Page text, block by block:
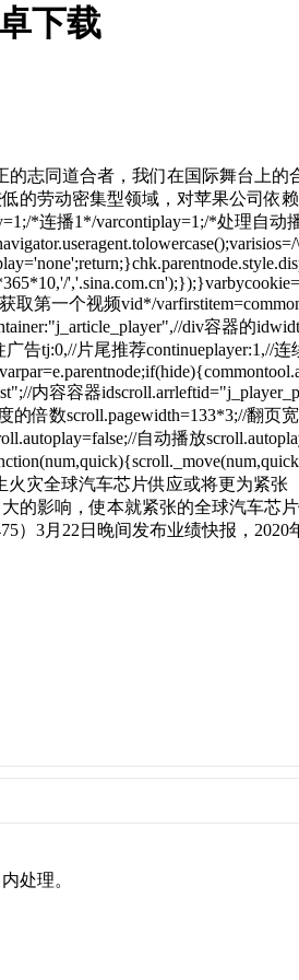
下载
的志同道合者，我们在国际舞台
劳动密集型领域，对苹果公司
*连播1*/varcontiplay=1;/*处理自
第一个视频vid*/
div容器的
告tj:0,//片尾推荐continueplayer:1,//
内容容器
数scroll.pagewidth=133*3;//翻页宽
自动播放
灾全球汽车芯片供应或将更为紧
大的影响，使本就紧张的全球汽车
晚间发布业绩快报，2020年营业
处理。